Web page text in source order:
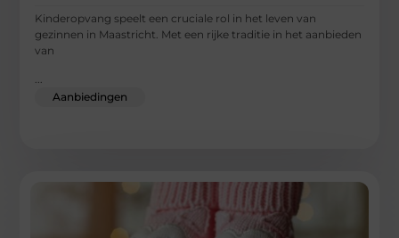
Kinderopvang speelt een cruciale rol in het leven van
gezinnen in Maastricht. Met een rijke traditie in het aanbieden
van
...
Aanbiedingen